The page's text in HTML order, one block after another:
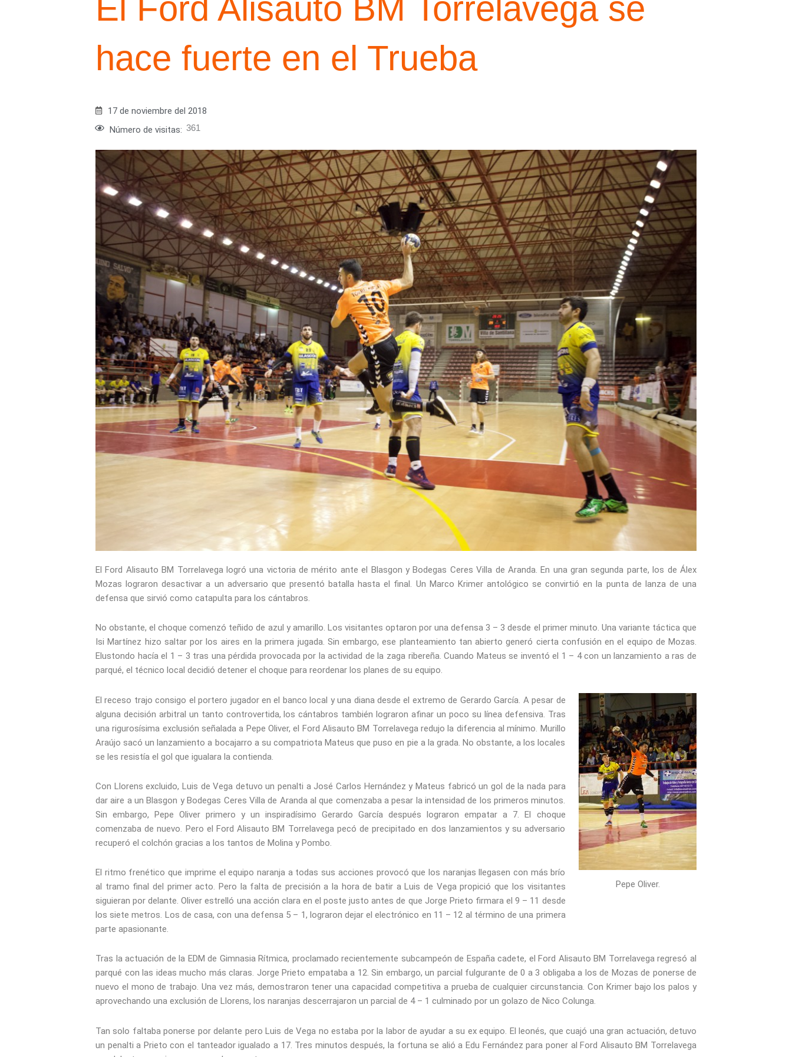
El Ford Alisauto BM Torrelavega se
hace fuerte en el Trueba
17 de noviembre del 2018
Número de visitas: 361
El Ford Alisauto BM Torrelavega logró una victoria de mérito ante el Blasgon y Bodegas Ceres Villa de Aranda. En una gran segunda parte, los de Álex
Mozas lograron desactivar a un adversario que presentó batalla hasta el final. Un Marco Krimer antológico se convirtió en la punta de lanza de una
defensa que sirvió como catapulta para los cántabros.
No obstante, el choque comenzó teñido de azul y amarillo. Los visitantes optaron por una defensa 3 – 3 desde el primer minuto. Una variante táctica que
Isi Martínez hizo saltar por los aires en la primera jugada. Sin embargo, ese planteamiento tan abierto generó cierta confusión en el equipo de Mozas.
Elustondo hacía el 1 – 3 tras una pérdida provocada por la actividad de la zaga ribereña. Cuando Mateus se inventó el 1 – 4 con un lanzamiento a ras de
parqué, el técnico local decidió detener el choque para reordenar los planes de su equipo.
Pepe Oliver.
El receso trajo consigo el portero jugador en el banco local y una diana desde el extremo de Gerardo García. A pesar de
alguna decisión arbitral un tanto controvertida, los cántabros también lograron afinar un poco su línea defensiva. Tras
una rigurosísima exclusión señalada a Pepe Oliver, el Ford Alisauto BM Torrelavega redujo la diferencia al mínimo. Murillo
Araújo sacó un lanzamiento a bocajarro a su compatriota Mateus que puso en pie a la grada. No obstante, a los locales
se les resistía el gol que igualara la contienda.
Con Llorens excluido, Luis de Vega detuvo un penalti a José Carlos Hernández y Mateus fabricó un gol de la nada para
dar aire a un Blasgon y Bodegas Ceres Villa de Aranda al que comenzaba a pesar la intensidad de los primeros minutos.
Sin embargo, Pepe Oliver primero y un inspiradísimo Gerardo García después lograron empatar a 7. El choque
comenzaba de nuevo. Pero el Ford Alisauto BM Torrelavega pecó de precipitado en dos lanzamientos y su adversario
recuperó el colchón gracias a los tantos de Molina y Pombo.
El ritmo frenético que imprime el equipo naranja a todas sus acciones provocó que los naranjas llegasen con más brío
al tramo final del primer acto. Pero la falta de precisión a la hora de batir a Luis de Vega propició que los visitantes
siguieran por delante. Oliver estrelló una acción clara en el poste justo antes de que Jorge Prieto firmara el 9 – 11 desde
los siete metros. Los de casa, con una defensa 5 – 1, lograron dejar el electrónico en 11 – 12 al término de una primera
parte apasionante.
Tras la actuación de la EDM de Gimnasia Rítmica, proclamado recientemente subcampeón de España cadete, el Ford Alisauto BM Torrelavega regresó al
parqué con las ideas mucho más claras. Jorge Prieto empataba a 12. Sin embargo, un parcial fulgurante de 0 a 3 obligaba a los de Mozas de ponerse de
nuevo el mono de trabajo. Una vez más, demostraron tener una capacidad competitiva a prueba de cualquier circunstancia. Con Krimer bajo los palos y
aprovechando una exclusión de Llorens, los naranjas descerrajaron un parcial de 4 – 1 culminado por un golazo de Nico Colunga.
Tan solo faltaba ponerse por delante pero Luis de Vega no estaba por la labor de ayudar a su ex equipo. El leonés, que cuajó una gran actuación, detuvo
un penalti a Prieto con el tanteador igualado a 17. Tres minutos después, la fortuna se alió a Edu Fernández para poner al Ford Alisauto BM Torrelavega